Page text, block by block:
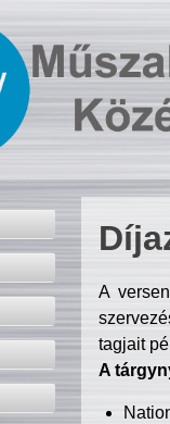
A
tagjait
A